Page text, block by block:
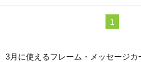
1
3月に使えるフレーム・メッセージ